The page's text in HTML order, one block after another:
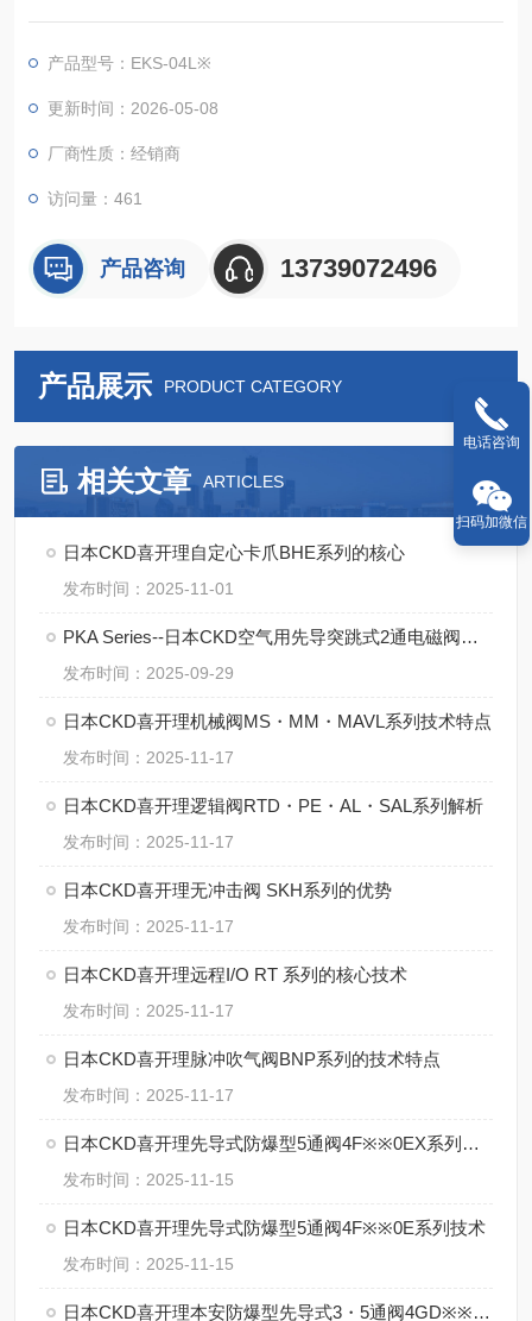
EKS-L 系列是 CKD 专为工业自动化领域打造的高刚性滑块型电
境兼容性。通过外轨式一体化结构（宽幅导轨与本体集成），显
著提升了抗扭转力矩和侧向负载能力，减少了并联导轨的使用需
产品型号：EKS-04L※
更新时间：2026-05-08
厂商性质：经销商
访问量：461
产品咨询 13739072496
产品展示 PRODUCT CATEGORY
相关文章 ARTICLES
日本CKD喜开理自定心卡爪BHE系列的核心
发布时间：2025-11-01
PKA Series--日本CKD空气用先导突跳式2通电磁阀的操作规范
发布时间：2025-09-29
日本CKD喜开理机械阀MS・MM・MAVL系列技术特点
发布时间：2025-11-17
日本CKD喜开理逻辑阀RTD・PE・AL・SAL系列解析
发布时间：2025-11-17
日本CKD喜开理无冲击阀 SKH系列的优势
发布时间：2025-11-17
日本CKD喜开理远程I/O RT 系列的核心技术
发布时间：2025-11-17
日本CKD喜开理脉冲吹气阀BNP系列的技术特点
发布时间：2025-11-17
日本CKD喜开理先导式防爆型5通阀4F※※0EX系列的特点
发布时间：2025-11-15
日本CKD喜开理先导式防爆型5通阀4F※※0E系列技术
发布时间：2025-11-15
日本CKD喜开理本安防爆型先导式3・5通阀4GD※※0EX・4GE※※0EX系特点
电话咨询
扫码加微信